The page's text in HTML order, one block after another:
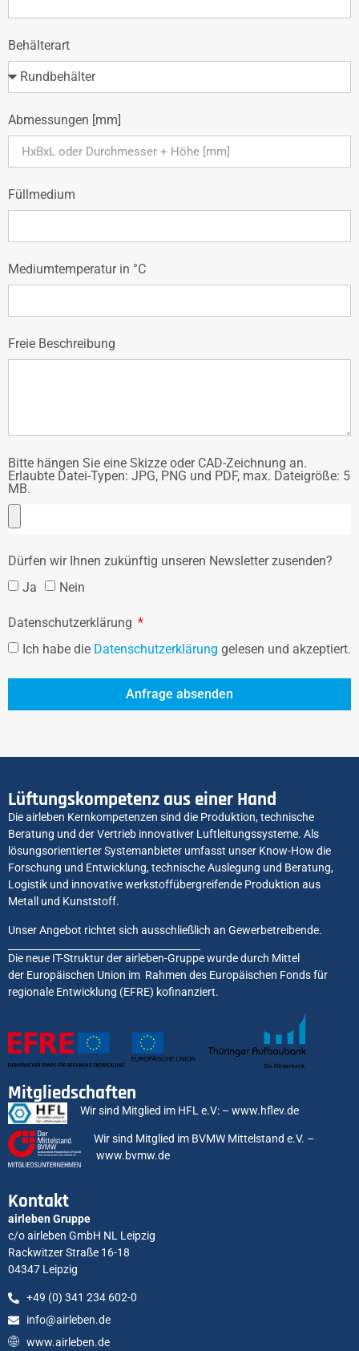
Behälterart
Abmessungen [mm]
Füllmedium
Mediumtemperatur in °C
Freie Beschreibung
Bitte hängen Sie eine Skizze oder CAD-Zeichnung an.
Erlaubte Datei-Typen: JPG, PNG und PDF, max. Dateigröße: 5
MB.
Dürfen wir Ihnen zukünftig unseren Newsletter zusenden?
Ja
Nein
Datenschutzerklärung
Ich habe die Datenschutzerklärung gelesen und akzeptiert.
Anfrage absenden
Lüftungskompetenz aus einer Hand
Die airleben Kernkompetenzen sind die Produktion, technische
Beratung und der Vertrieb innovativer Luftleitungssysteme. Als
lösungsorientierter Systemanbieter umfasst unser Know-How die
Forschung und Entwicklung, technische Auslegung und Beratung,
Logistik und innovative werkstoffübergreifende Produktion aus
Metall und Kunststoff.
Unser Angebot richtet sich ausschließlich an Gewerbetreibende.
Die neue IT-Struktur der airleben-Gruppe wurde durch Mittel
der Europäischen Union im Rahmen des Europäischen Fonds für
regionale Entwicklung (EFRE) kofinanziert.
Mitgliedschaften
Wir sind Mitglied im HFL e.V: – www.hflev.de
Wir sind Mitglied im BVMW Mittelstand e.V. –
www.bvmw.de
Kontakt
airleben Gruppe
c/o airleben GmbH NL Leipzig
Rackwitzer Straße 16-18
04347 Leipzig
+49 (0) 341 234 602-0
info@airleben.de
www.airleben.de